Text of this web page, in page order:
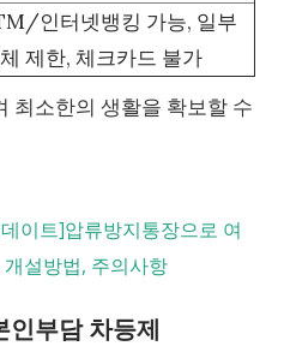
인터넷뱅킹 가능, 일부
제한, 체크카드 불가
최소한의 생활을 확보할 수
이트]압류방지통장으로 여
설방법, 주의사항
인부담 차등제